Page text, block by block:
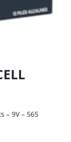
– 9V – 565